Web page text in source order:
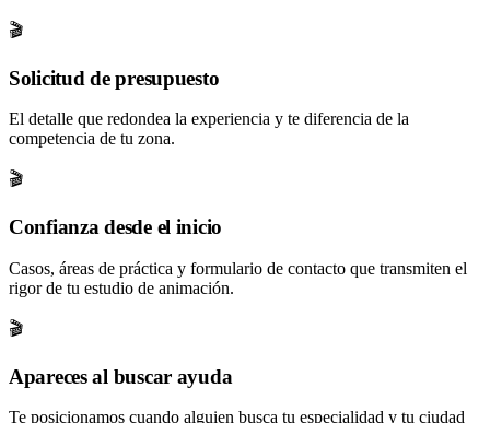
🎬
Solicitud de presupuesto
El detalle que redondea la experiencia y te diferencia de la
competencia de tu zona.
🎬
Confianza desde el inicio
Casos, áreas de práctica y formulario de contacto que transmiten el
rigor de tu estudio de animación.
🎬
Apareces al buscar ayuda
Te posicionamos cuando alguien busca tu especialidad y tu ciudad